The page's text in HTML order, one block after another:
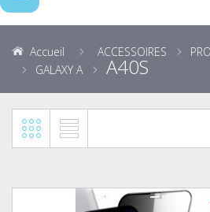
Accueil ACCESSOIRES
GALAXY A
A40S